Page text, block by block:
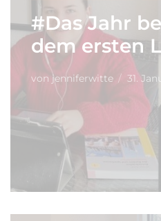
#Das Jahr
dem ersten
von jenniferwitte 31.